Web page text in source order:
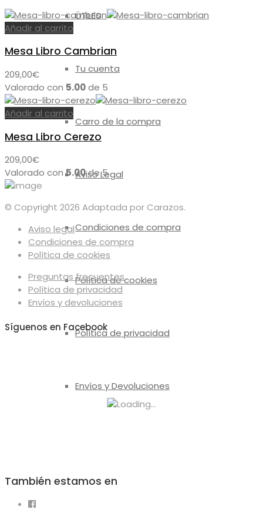
ÚTILES
Tu cuenta
Carro de la compra
Aviso Legal
Condiciones de compra
Política de cookies
Política de privacidad
Envíos y Devoluciones
Añadir al carrito
Mesa Libro Cambrian
209,00€
Valorado con 5.00de 5
Añadir al carrito
Mesa Libro Cerezo
209,00€
Valorado con5.00de 5
© Copyright 2026 Adaptada por Carazos.
Aviso legal
Condiciones de compra
Política de cookies
Preguntas frecuentes
Política de privacidad
Envíos y devoluciones
Síguenos en Facebook
También estamos en